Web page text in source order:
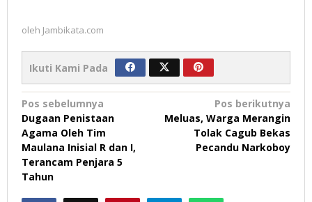
oleh Jambikata.com
Ikuti Kami Pada
Navigasi
pos
Pos sebelumnya
Dugaan Penistaan
Agama Oleh Tim
Maulana Inisial R dan I,
Terancam Penjara 5
Tahun
Pos berikutnya
Meluas, Warga Merangin
Tolak Cagub Bekas
Pecandu Narkoboy